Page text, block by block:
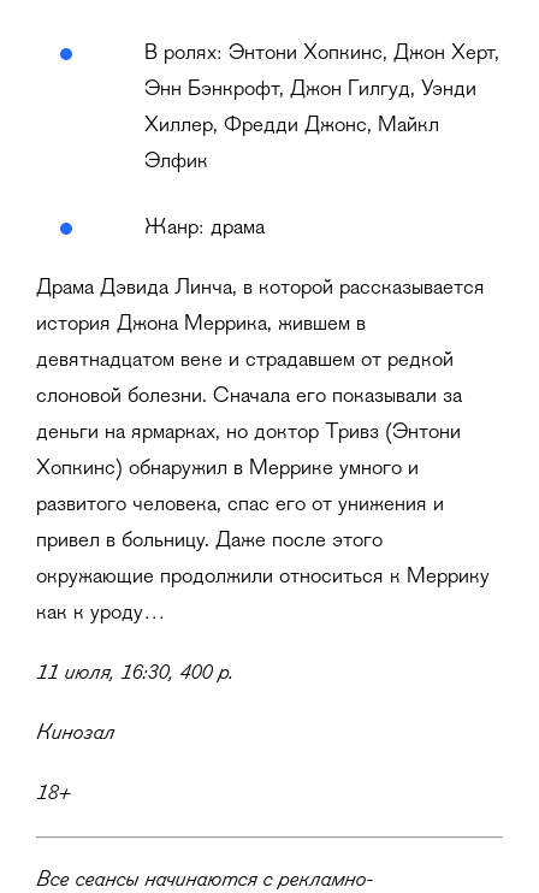
В ролях: Энтони Хопкинс, Джон Херт,
Энн Бэнкрофт, Джон Гилгуд, Уэнди
Хиллер, Фредди Джонс, Майкл
Элфик
Жанр: драма
Драма Дэвида Линча, в которой рассказывается
история Джона Меррика, жившем в
девятнадцатом веке и страдавшем от редкой
слоновой болезни. Сначала его показывали за
деньги на ярмарках, но доктор Тривз (Энтони
Хопкинс) обнаружил в Меррике умного и
развитого человека, спас его от унижения и
привел в больницу. Даже после этого
окружающие продолжили относиться к Меррику
как к уроду…
11 июля, 16:30, 400 р.
Кинозал
18+
Все сеансы начинаются с рекламно-